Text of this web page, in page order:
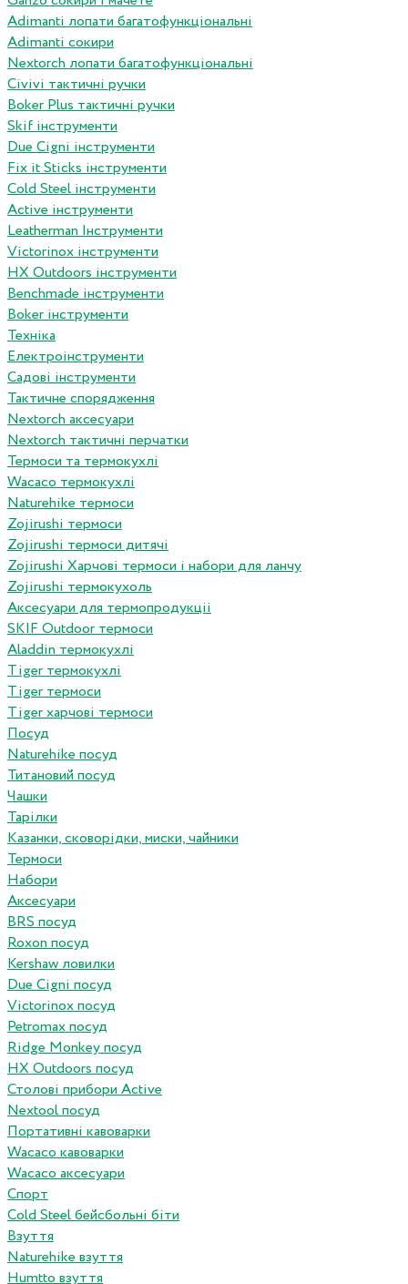
Adimanti лопати багатофункціональні
Adimanti сокири
Nextorch лопати багатофункціональні
Сivivi тактичні ручки
Boker Plus тактичні ручки
Skif інструменти
Due Cigni інструменти
Fix it Sticks інструменти
Сold Steel інструменти
Active інструменти
Leatherman Інструменти
Victorinox інструменти
HX Outdoors інструменти
Benchmade інструменти
Boker інструменти
Техніка
Електроінструменти
Садові інструменти
Тактичне спорядження
Nextorch аксесуари
Nextorch тактичні перчатки
Термоси та термокухлі
Wacaco термокухлі
Naturehike термоси
Zojirushi термоси
Zojirushi термоси дитячі
Zojirushi Харчові термоси і набори для ланчу
Zojirushi термокухоль
Аксесуари для термопродукціі
SKIF Outdoor термоси
Aladdin термокухлі
Tiger термокухлі
Tiger термоси
Tiger харчові термоси
Посуд
Naturehike посуд
Титановий посуд
Чашки
Тарілки
Казанки, сковорідки, миски, чайники
Термоси
Набори
Аксесуари
BRS посуд
Roxon посуд
Kershaw ловилки
Due Cigni посуд
Victorinox посуд
Petromax посуд
Ridge Monkey посуд
HX Outdoors посуд
Столові прибори Active
Nextool посуд
Портативні кавоварки
Wacaco кавоварки
Wacaco аксесуари
Спорт
Cold Steel бейсбольні біти
Взуття
Naturehike взуття
Humtto взуття